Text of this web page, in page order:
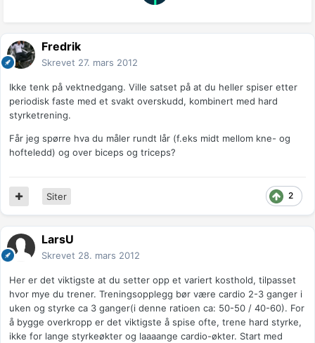
Fredrik
Skrevet 27. mars 2012
Ikke tenk på vektnedgang. Ville satset på at du heller spiser etter
periodisk faste med et svakt overskudd, kombinert med hard
styrketrening.
Får jeg spørre hva du måler rundt lår (f.eks midt mellom kne- og
hofteledd) og over biceps og triceps?
2
Siter
LarsU
Skrevet 28. mars 2012
Her er det viktigste at du setter opp et variert kosthold, tilpasset
hvor mye du trener. Treningsopplegg bør være cardio 2-3 ganger i
uken og styrke ca 3 ganger(i denne ratioen ca: 50-50 / 40-60). For
å bygge overkropp er det viktigste å spise ofte, trene hard styrke,
ikke for lange styrkeøkter og laaaange cardio-økter. Start med